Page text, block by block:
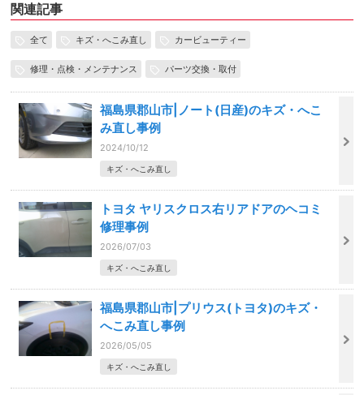
関連記事
全て キズ・へこみ直し カービューティー
修理・点検・メンテナンス パーツ交換・取付
福島県郡山市|ノート(日産)のキズ・へこ
み直し事例
2024/10/12
キズ・へこみ直し
トヨタ ヤリスクロス右リアドアのヘコミ
修理事例
2026/07/03
キズ・へこみ直し
福島県郡山市|プリウス(トヨタ)のキズ・
へこみ直し事例
2026/05/05
キズ・へこみ直し